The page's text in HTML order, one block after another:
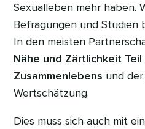
Sexualleben mehr haben.
Befragungen und Studien
In den meisten
Nähe und Zärtlichkeit
Zusammenlebens und
Wertschätzung.
Dies muss sich auch mit